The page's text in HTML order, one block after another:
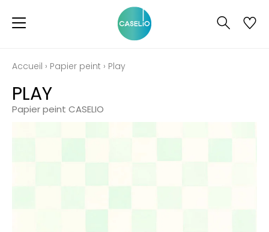
Accueil › Papier peint › Play
PLAY
Papier peint CASELIO